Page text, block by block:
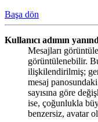
Başa dön
Kullanıcı adımın
Mesajları
görüntülenebilir.
ilişkilendirilmiş;
mesaj
sayısına göre
ise, çoğunlukla
benzersiz, avatar